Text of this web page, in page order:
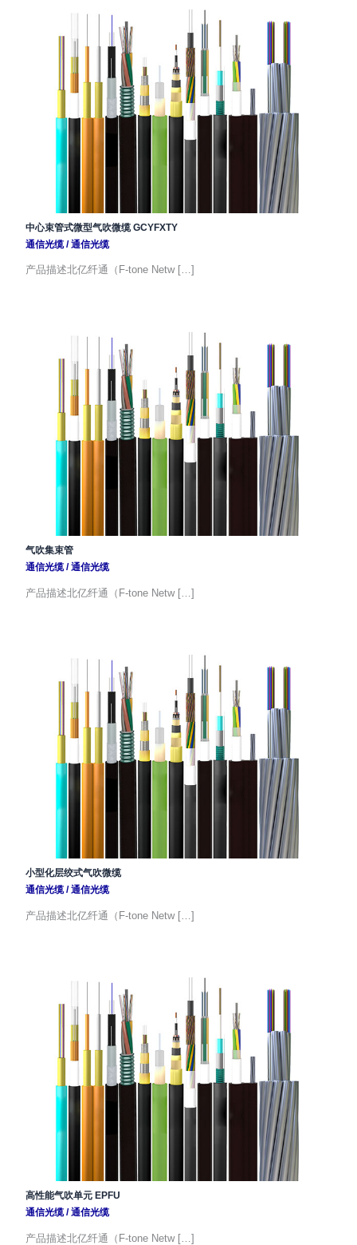
中心束管式微型气吹微缆 GCYFXTY
通信光缆/通信光缆
产品描述北亿纤通（F-tone Netw […]
气吹集束管
通信光缆/通信光缆
产品描述北亿纤通（F-tone Netw […]
小型化层绞式气吹微缆
通信光缆/通信光缆
产品描述北亿纤通（F-tone Netw […]
高性能气吹单元 EPFU
通信光缆/通信光缆
产品描述北亿纤通（F-tone Netw […]